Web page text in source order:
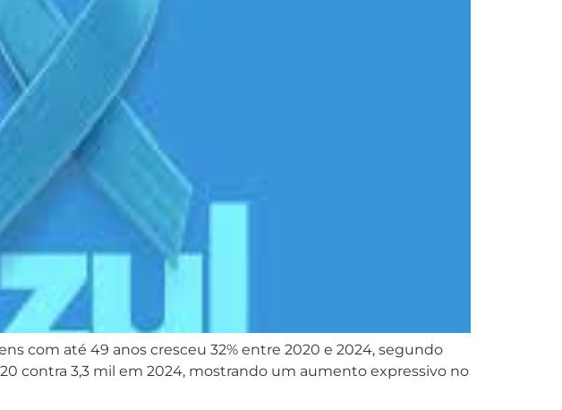
com até 49 anos cresceu 32% entre 2020 e 2024, segundo
contra 3,3 mil em 2024, mostrando um aumento expressivo no